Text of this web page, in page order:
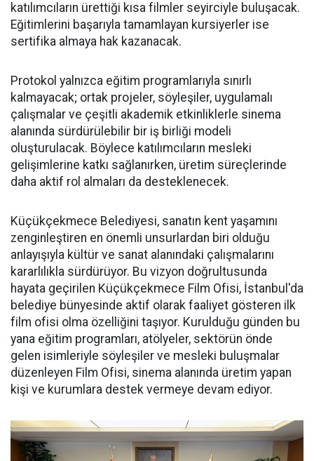
katılımcıların ürettiği kısa filmler seyirciyle buluşacak.
Eğitimlerini başarıyla tamamlayan kursiyerler ise
sertifika almaya hak kazanacak.
Protokol yalnızca eğitim programlarıyla sınırlı
kalmayacak; ortak projeler, söyleşiler, uygulamalı
çalışmalar ve çeşitli akademik etkinliklerle sinema
alanında sürdürülebilir bir iş birliği modeli
oluşturulacak. Böylece katılımcıların mesleki
gelişimlerine katkı sağlanırken, üretim süreçlerinde
daha aktif rol almaları da desteklenecek.
Küçükçekmece Belediyesi, sanatın kent yaşamını
zenginleştiren en önemli unsurlardan biri olduğu
anlayışıyla kültür ve sanat alanındaki çalışmalarını
kararlılıkla sürdürüyor. Bu vizyon doğrultusunda
hayata geçirilen Küçükçekmece Film Ofisi, İstanbul'da
belediye bünyesinde aktif olarak faaliyet gösteren ilk
film ofisi olma özelliğini taşıyor. Kurulduğu günden bu
yana eğitim programları, atölyeler, sektörün önde
gelen isimleriyle söyleşiler ve mesleki buluşmalar
düzenleyen Film Ofisi, sinema alanında üretim yapan
kişi ve kurumlara destek vermeye devam ediyor.